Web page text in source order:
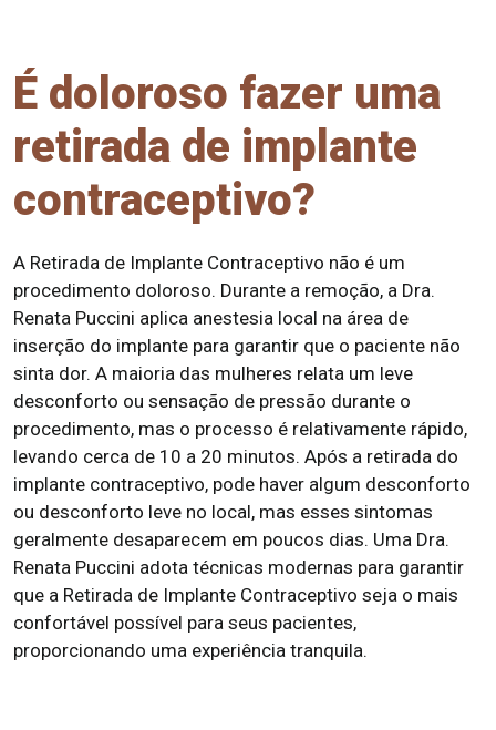
É doloroso fazer uma
retirada de implante
contraceptivo?
A Retirada de Implante Contraceptivo não é um
procedimento doloroso. Durante a remoção, a Dra.
Renata Puccini aplica anestesia local na área de
inserção do implante para garantir que o paciente não
sinta dor. A maioria das mulheres relata um leve
desconforto ou sensação de pressão durante o
procedimento, mas o processo é relativamente rápido,
levando cerca de 10 a 20 minutos. Após a retirada do
implante contraceptivo, pode haver algum desconforto
ou desconforto leve no local, mas esses sintomas
geralmente desaparecem em poucos dias. Uma Dra.
Renata Puccini adota técnicas modernas para garantir
que a Retirada de Implante Contraceptivo seja o mais
confortável possível para seus pacientes,
proporcionando uma experiência tranquila.